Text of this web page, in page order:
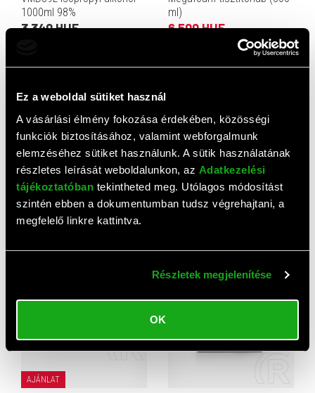
Ez a weboldal sütiket használ
A vásárlási élmény fokozása érdekében, közösségi
funkciók biztosításához, valamint webforgalmunk
elemzéséhez sütiket használunk. A sütik használatának
részletes leírását weboldalunkon, az Adatkezelési
tájékoztatóban tekintheted meg. Utólagos módosítást
szintén ebben a dokumentumban tudsz végrehajtani, a
megfelelő linkre kattintva.
Részletek megjelenítése
OK
1000ml 98%
3 340 HUF
ml)
6 500 HUF
TP-Link UB500 Nano USB
bluetooth adapter (v5.0)
2 781 HUF
Hama képernyő tisztító
folyadék 200 ml
AJÁNLAT